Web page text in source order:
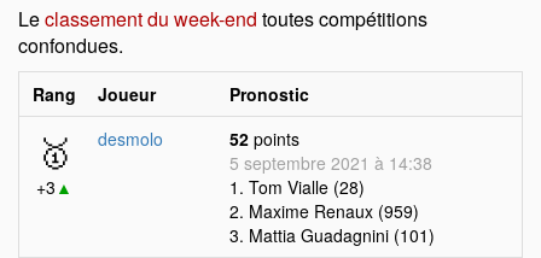
Leclassement du week-end toutes compétitions
confondues.
Rang Joueur Pronostic
🥇
+3 ▲
desmolo 52 points
5 septembre 2021 à 14:38
1. Tom Vialle (28)
2. Maxime Renaux (959)
3. Mattia Guadagnini (101)